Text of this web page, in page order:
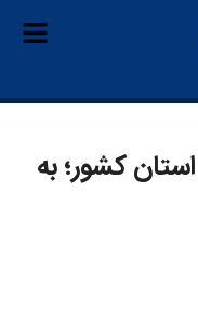
احتمال وقوع سیلاب‌ در ۸ استان کشور؛ به